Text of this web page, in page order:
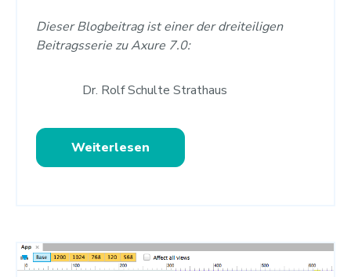
Dieser Blogbeitrag ist einer der dreiteiligen
Beitragsserie zu Axure 7.0:
Dr. Rolf Schulte Strathaus
Weiterlesen